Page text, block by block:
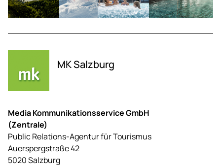
MK Salzburg
Media Kommunikationsservice GmbH
(Zentrale)
Public Relations-Agentur für Tourismus
Auerspergstraße 42
5020 Salzburg